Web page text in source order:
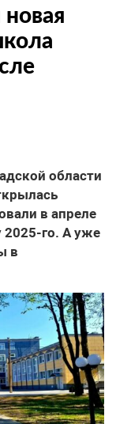
области
в апреле
2025-го. А уже
в